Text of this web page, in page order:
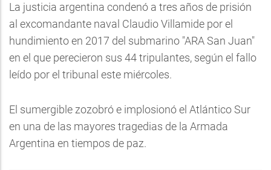
La justicia argentina condenó a tres años de prisión
al excomandante naval Claudio Villamide por el
hundimiento en 2017 del submarino "ARA San Juan"
en el que perecieron sus 44 tripulantes, según el fallo
leído por el tribunal este miércoles.
El sumergible zozobró e implosionó el Atlántico Sur
en una de las mayores tragedias de la Armada
Argentina en tiempos de paz.